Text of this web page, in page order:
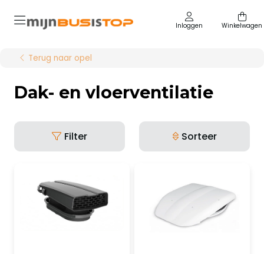
Inloggen Winkelwagen
Terug naar opel
Dak- en vloerventilatie
Filter Sorteer